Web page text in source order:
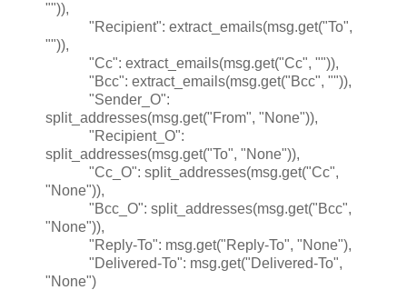
"")),
"Recipient": extract_emails(msg.get("To",
"")),
"Cc": extract_emails(msg.get("Cc", "")),
"Bcc": extract_emails(msg.get("Bcc", "")),
"Sender_O":
split_addresses(msg.get("From", "None")),
"Recipient_O":
split_addresses(msg.get("To", "None")),
"Cc_O": split_addresses(msg.get("Cc",
"None")),
"Bcc_O": split_addresses(msg.get("Bcc",
"None")),
"Reply-To": msg.get("Reply-To", "None"),
"Delivered-To": msg.get("Delivered-To",
"None")